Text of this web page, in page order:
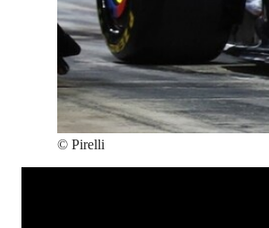
© Pirelli